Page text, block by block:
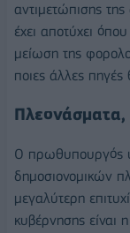
αντιμετώπισης
έχει αποτύχει
μείωση της
ποιες άλλες
Πλεονάσματα,
Ο πρωθυπουργός
δημοσιονομικών
μεγαλύτερη
κυβέρνησης είναι